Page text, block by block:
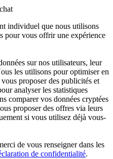
individuel que nous utilisons
pour vous offrir une expérience
sur nos utilisateurs, leur
les utilisons pour optimiser en
proposer des publicités et
analyser les statistiques
comparer vos données cryptées
proposer des offres via leurs
si vous utilisez déjà vous-
de vous renseigner dans les
de confidentialité.